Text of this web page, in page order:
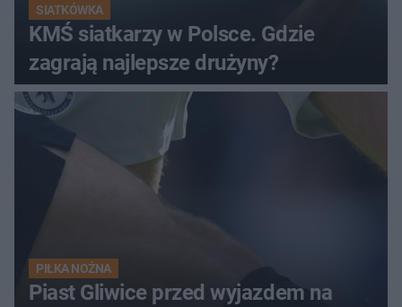
SIATKÓWKA
KMŚ siatkarzy w Polsce. Gdzie
zagrają najlepsze drużyny?
PIŁKA NOŻNA
Piast Gliwice przed wyjazdem na